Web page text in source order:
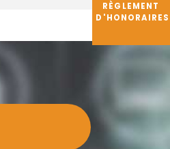
RÈGLEMENT
D'HONORAIRES